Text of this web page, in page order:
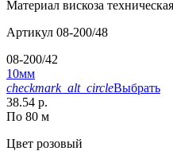
Материал вискоза техническая
Артикул 08-200/48
08-200/42
10мм
checkmark_alt_circleВыбрать
38.54 р.
По 80 м
Цвет розовый